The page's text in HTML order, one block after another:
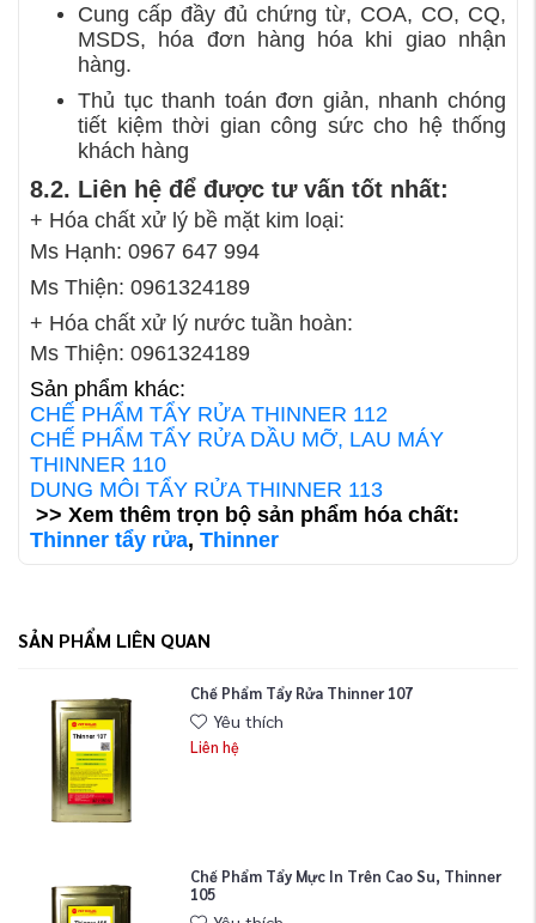
Cung cấp đầy đủ chứng từ, COA, CO, CQ,
MSDS, hóa đơn hàng hóa khi giao nhận
hàng.
Thủ tục thanh toán đơn giản, nhanh chóng
tiết kiệm thời gian công sức cho hệ thống
khách hàng
8.2. Liên hệ để được tư vấn tốt nhất:
+ Hóa chất xử lý bề mặt kim loại:
Ms Hạnh: 0967 647 994
Ms Thiện: 0961324189
+ Hóa chất xử lý nước tuần hoàn:
Ms Thiện: 0961324189
Sản phẩm khác:
CHẾ PHẨM TẨY RỬA THINNER 112
CHẾ PHẨM TẨY RỬA DẦU MỠ, LAU MÁY
THINNER 110
DUNG MÔI TẨY RỬA THINNER 113
>> Xem thêm trọn bộ sản phẩm hóa chất:
Thinner tẩy rửa, Thinner
SẢN PHẨM LIÊN QUAN
Chế Phẩm Tẩy Rửa Thinner 107
Yêu thích
Liên hệ
Chế Phẩm Tẩy Mực In Trên Cao Su, Thinner
105